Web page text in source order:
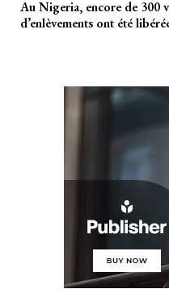
Au Nigeria, encore de 300
d’enlèvements ont été